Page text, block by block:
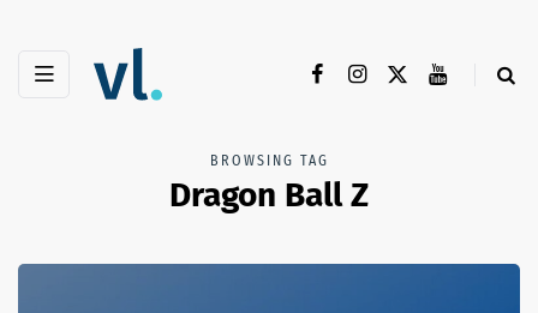
BROWSING TAG
Dragon Ball Z